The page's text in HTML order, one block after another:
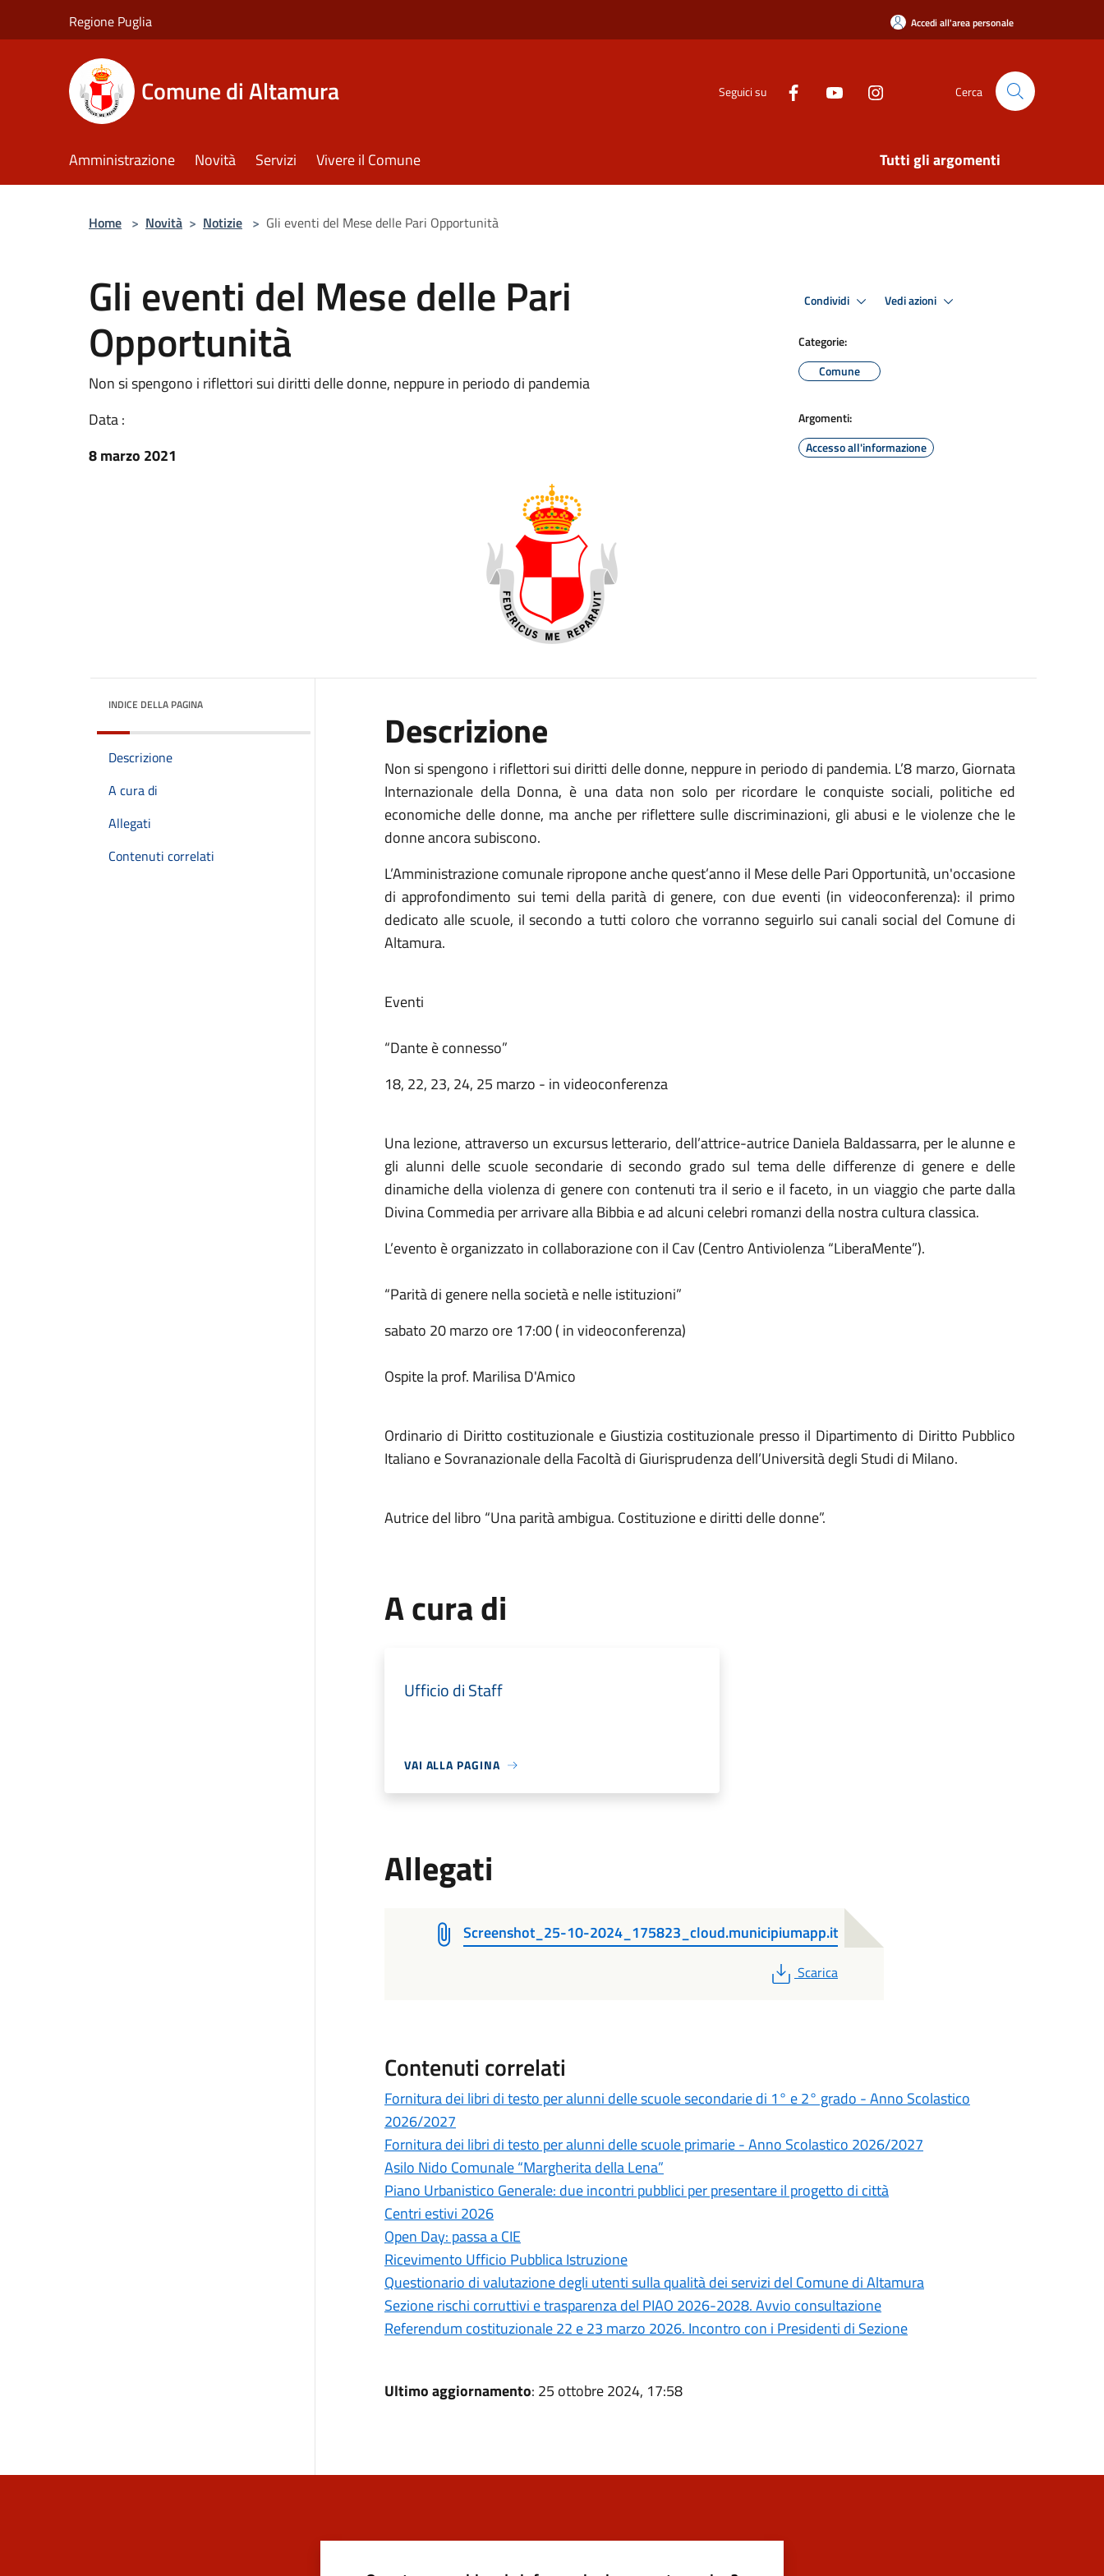
Regione Puglia Accedi all'area personale
Comune di Altamura Seguici su Cerca
Amministrazione Novità Servizi Vivere il Comune Tutti gli argomenti
Home > Novità > Notizie > Gli eventi del Mese delle Pari Opportunità
Gli eventi del Mese delle Pari
Opportunità
Non si spengono i riflettori sui diritti delle donne, neppure in periodo di pandemia
Data :
8 marzo 2021
Condividi Vedi azioni
Categorie:
Comune
Argomenti:
Accesso all'informazione
INDICE DELLA PAGINA
Descrizione
A cura di
Allegati
Contenuti correlati
Descrizione
Non si spengono i riflettori sui diritti delle donne, neppure in periodo di pandemia. L’8 marzo, Giornata
Internazionale della Donna, è una data non solo per ricordare le conquiste sociali, politiche ed
economiche delle donne, ma anche per riflettere sulle discriminazioni, gli abusi e le violenze che le
donne ancora subiscono.
L’Amministrazione comunale ripropone anche quest’anno il Mese delle Pari Opportunità, un'occasione
di approfondimento sui temi della parità di genere, con due eventi (in videoconferenza): il primo
dedicato alle scuole, il secondo a tutti coloro che vorranno seguirlo sui canali social del Comune di
Altamura.
Eventi
“Dante è connesso”
18, 22, 23, 24, 25 marzo - in videoconferenza
Una lezione, attraverso un excursus letterario, dell’attrice-autrice Daniela Baldassarra, per le alunne e
gli alunni delle scuole secondarie di secondo grado sul tema delle differenze di genere e delle
dinamiche della violenza di genere con contenuti tra il serio e il faceto, in un viaggio che parte dalla
Divina Commedia per arrivare alla Bibbia e ad alcuni celebri romanzi della nostra cultura classica.
L’evento è organizzato in collaborazione con il Cav (Centro Antiviolenza “LiberaMente”).
“Parità di genere nella società e nelle istituzioni”
sabato 20 marzo ore 17:00 ( in videoconferenza)
Ospite la prof. Marilisa D'Amico
Ordinario di Diritto costituzionale e Giustizia costituzionale presso il Dipartimento di Diritto Pubblico
Italiano e Sovranazionale della Facoltà di Giurisprudenza dell’Università degli Studi di Milano.
Autrice del libro “Una parità ambigua. Costituzione e diritti delle donne”.
A cura di
Ufficio di Staff
VAI ALLA PAGINA
Allegati
Screenshot_25-10-2024_175823_cloud.municipiumapp.it
PDF
Scarica
Contenuti correlati
Fornitura dei libri di testo per alunni delle scuole secondarie di 1° e 2° grado - Anno Scolastico
2026/2027
Fornitura dei libri di testo per alunni delle scuole primarie - Anno Scolastico 2026/2027
Asilo Nido Comunale “Margherita della Lena”
Piano Urbanistico Generale: due incontri pubblici per presentare il progetto di città
Centri estivi 2026
Open Day: passa a CIE
Ricevimento Ufficio Pubblica Istruzione
Questionario di valutazione degli utenti sulla qualità dei servizi del Comune di Altamura
Sezione rischi corruttivi e trasparenza del PIAO 2026-2028. Avvio consultazione
Referendum costituzionale 22 e 23 marzo 2026. Incontro con i Presidenti di Sezione
Ultimo aggiornamento: 25 ottobre 2024, 17:58